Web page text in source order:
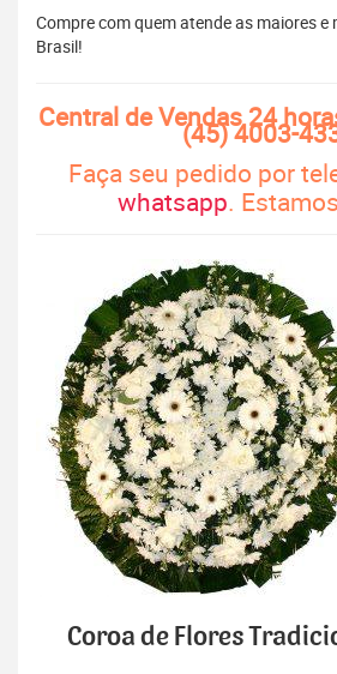
Compre com quem atende as maiores e
Brasil!
Central de Vendas 24
(45) 4003-
Faça seu pedido por
whatsapp.
Coroa de Flores